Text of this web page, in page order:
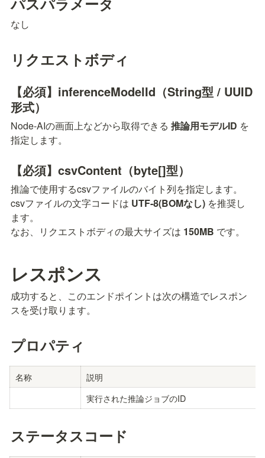
なし
リクエストボディ
【必須】inferenceModelId（String型 / UUID
形式）
Node-AIの画面上などから取得できる 推論用モデルID を
指定します。
【必須】csvContent（byte[]型）
推論で使用するcsvファイルのバイト列を指定します。
csvファイルの文字コードは UTF-8(BOMなし) を推奨し
ます。
なお、リクエストボディの最大サイズは 150MB です。
レスポンス
成功すると、このエンドポイントは次の構造でレスポン
スを受け取ります。
プロパティ
名称
説明
実行された推論ジョブのID
ステータスコード